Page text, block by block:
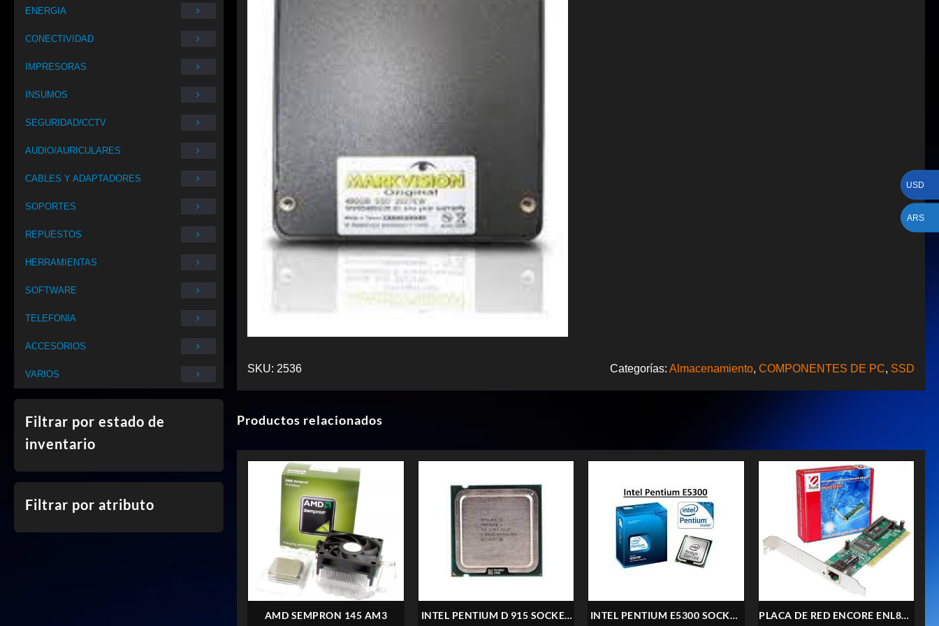
ENERGIA
CONECTIVIDAD
IMPRESORAS
INSUMOS
SEGURIDAD/CCTV
AUDIO/AURICULARES
CABLES Y ADAPTADORES
SOPORTES
REPUESTOS
HERRAMIENTAS
SOFTWARE
TELEFONIA
ACCESORIOS
VARIOS
Filtrar por estado de
inventario
Filtrar por atributo
SKU: 2536 Categorías: Almacenamiento, COMPONENTES DE PC, SSD
Productos relacionados
AMD SEMPRON 145 AM3
INTEL PENTIUM D 915 SOCKET
INTEL PENTIUM E5300 SOCKET
PLACA DE RED ENCORE ENL832
USD
ARS